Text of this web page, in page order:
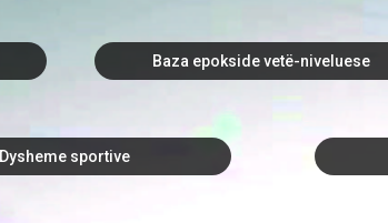
Baza epokside vetë-niveluese
Dysheme sportive